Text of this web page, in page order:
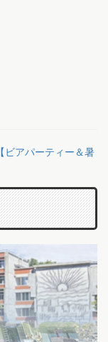
ビアパーティー＆暑